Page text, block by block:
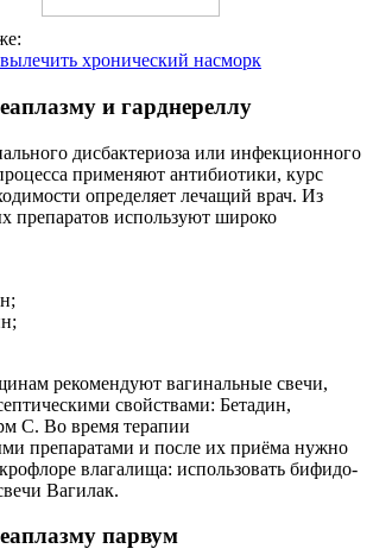
хронический насморк
и гарднереллу
дисбактериоза или инфекционного
применяют антибиотики, курс
определяет лечащий врач. Из
препаратов используют широко
рекомендуют вагинальные свечи,
свойствами: Бетадин,
С. Во время терапии
препаратами и после их приёма нужно
влагалища: использовать бифидо-
Вагилак.
парвум